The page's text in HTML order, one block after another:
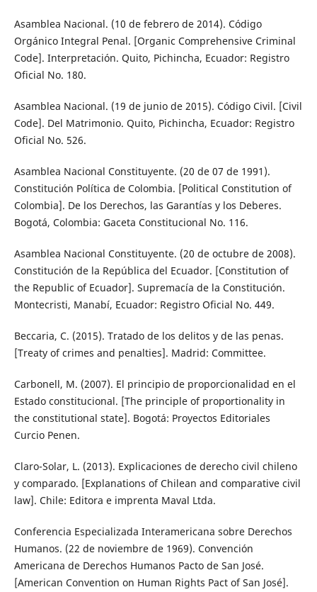
Asamblea Nacional. (10 de febrero de 2014). Código
Orgánico Integral Penal. [Organic Comprehensive Criminal
Code]. Interpretación. Quito, Pichincha, Ecuador: Registro
Oficial No. 180.
Asamblea Nacional. (19 de junio de 2015). Código Civil. [Civil
Code]. Del Matrimonio. Quito, Pichincha, Ecuador: Registro
Oficial No. 526.
Asamblea Nacional Constituyente. (20 de 07 de 1991).
Constitución Política de Colombia. [Political Constitution of
Colombia]. De los Derechos, las Garantías y los Deberes.
Bogotá, Colombia: Gaceta Constitucional No. 116.
Asamblea Nacional Constituyente. (20 de octubre de 2008).
Constitución de la República del Ecuador. [Constitution of
the Republic of Ecuador]. Supremacía de la Constitución.
Montecristi, Manabí, Ecuador: Registro Oficial No. 449.
Beccaria, C. (2015). Tratado de los delitos y de las penas.
[Treaty of crimes and penalties]. Madrid: Committee.
Carbonell, M. (2007). El principio de proporcionalidad en el
Estado constitucional. [The principle of proportionality in
the constitutional state]. Bogotá: Proyectos Editoriales
Curcio Penen.
Claro-Solar, L. (2013). Explicaciones de derecho civil chileno
y comparado. [Explanations of Chilean and comparative civil
law]. Chile: Editora e imprenta Maval Ltda.
Conferencia Especializada Interamericana sobre Derechos
Humanos. (22 de noviembre de 1969). Convención
Americana de Derechos Humanos Pacto de San José.
[American Convention on Human Rights Pact of San José].